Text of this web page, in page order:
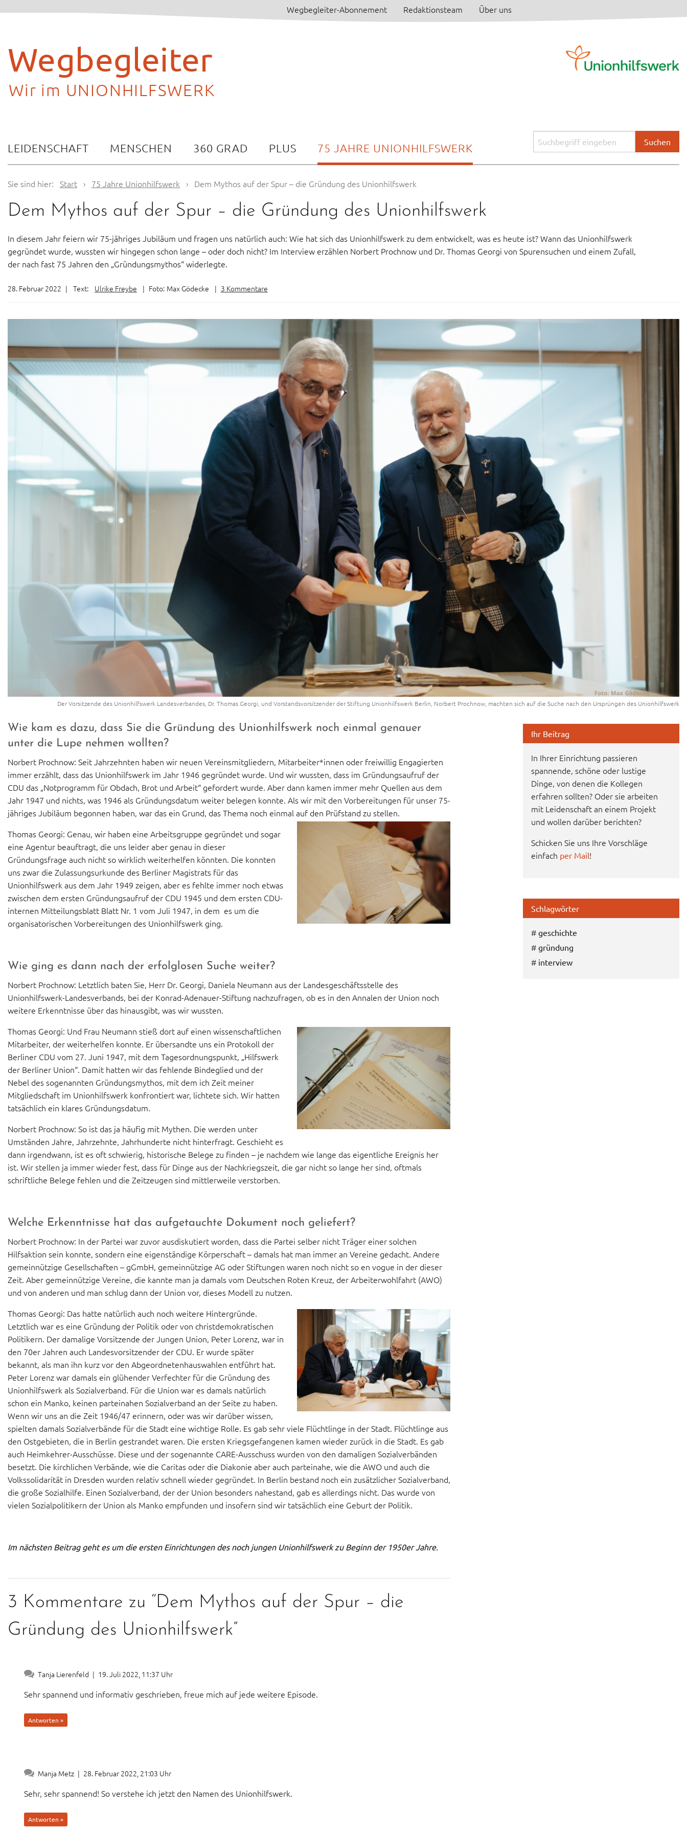
Wegbegleiter-Abonnement Redaktionsteam Über uns
Wegbegleiter
Wir im UNIONHILFSWERK
LEIDENSCHAFT MENSCHEN 360 GRAD PLUS 75 JAHRE UNIONHILFSWERK
Sie sind hier: Start › 75 Jahre Unionhilfswerk › Dem Mythos auf der Spur – die Gründung des Unionhilfswerk
Dem Mythos auf der Spur – die Gründung des Unionhilfswerk
In diesem Jahr feiern wir 75-jähriges Jubiläum und fragen uns natürlich auch: Wie hat sich das Unionhilfswerk zu dem entwickelt, was es heute ist? Wann das Unionhilfswerk
gegründet wurde, wussten wir hingegen schon lange – oder doch nicht? Im Interview erzählen Norbert Prochnow und Dr. Thomas Georgi von Spurensuchen und einem Zufall,
der nach fast 75 Jahren den „Gründungsmythos“ widerlegte.
28. Februar 2022 | Text: Ulrike Freybe | Foto: Max Gödecke | 3 Kommentare
Der Vorsitzende des Unionhilfswerk Landesverbandes, Dr. Thomas Georgi, und Vorstandsvorsitzender der Stiftung Unionhilfswerk Berlin, Norbert Prochnow, machten sich auf die Suche nach den Ursprüngen des Unionhilfswerk
Wie kam es dazu, dass Sie die Gründung des Unionhilfswerk noch einmal genauer
unter die Lupe nehmen wollten?
Norbert Prochnow: Seit Jahrzehnten haben wir neuen Vereinsmitgliedern, Mitarbeiter*innen oder freiwillig Engagierten
immer erzählt, dass das Unionhilfswerk im Jahr 1946 gegründet wurde. Und wir wussten, dass im Gründungsaufruf der
CDU das „Notprogramm für Obdach, Brot und Arbeit“ gefordert wurde. Aber dann kamen immer mehr Quellen aus dem
Jahr 1947 und nichts, was 1946 als Gründungsdatum weiter belegen konnte. Als wir mit den Vorbereitungen für unser 75-
jähriges Jubiläum begonnen haben, war das ein Grund, das Thema noch einmal auf den Prüfstand zu stellen.
Thomas Georgi: Genau, wir haben eine Arbeitsgruppe gegründet und sogar
eine Agentur beauftragt, die uns leider aber genau in dieser
Gründungsfrage auch nicht so wirklich weiterhelfen könnten. Die konnten
uns zwar die Zulassungsurkunde des Berliner Magistrats für das
Unionhilfswerk aus dem Jahr 1949 zeigen, aber es fehlte immer noch etwas
zwischen dem ersten Gründungsaufruf der CDU 1945 und dem ersten CDU-
internen Mitteilungsblatt Blatt Nr. 1 vom Juli 1947, in dem es um die
organisatorischen Vorbereitungen des Unionhilfswerk ging.
Wie ging es dann nach der erfolglosen Suche weiter?
Norbert Prochnow: Letztlich baten Sie, Herr Dr. Georgi, Daniela Neumann aus der Landesgeschäftsstelle des
Unionhilfswerk-Landesverbands, bei der Konrad-Adenauer-Stiftung nachzufragen, ob es in den Annalen der Union noch
weitere Erkenntnisse über das hinausgibt, was wir wussten.
Thomas Georgi: Und Frau Neumann stieß dort auf einen wissenschaftlichen
Mitarbeiter, der weiterhelfen konnte. Er übersandte uns ein Protokoll der
Berliner CDU vom 27. Juni 1947, mit dem Tagesordnungspunkt, „Hilfswerk
der Berliner Union“. Damit hatten wir das fehlende Bindeglied und der
Nebel des sogenannten Gründungsmythos, mit dem ich Zeit meiner
Mitgliedschaft im Unionhilfswerk konfrontiert war, lichtete sich. Wir hatten
tatsächlich ein klares Gründungsdatum.
Norbert Prochnow: So ist das ja häufig mit Mythen. Die werden unter
Umständen Jahre, Jahrzehnte, Jahrhunderte nicht hinterfragt. Geschieht es
dann irgendwann, ist es oft schwierig, historische Belege zu finden – je nachdem wie lange das eigentliche Ereignis her
ist. Wir stellen ja immer wieder fest, dass für Dinge aus der Nachkriegszeit, die gar nicht so lange her sind, oftmals
schriftliche Belege fehlen und die Zeitzeugen sind mittlerweile verstorben.
Welche Erkenntnisse hat das aufgetauchte Dokument noch geliefert?
Norbert Prochnow: In der Partei war zuvor ausdiskutiert worden, dass die Partei selber nicht Träger einer solchen
Hilfsaktion sein konnte, sondern eine eigenständige Körperschaft – damals hat man immer an Vereine gedacht. Andere
gemeinnützige Gesellschaften – gGmbH, gemeinnützige AG oder Stiftungen waren noch nicht so en vogue in der dieser
Zeit. Aber gemeinnützige Vereine, die kannte man ja damals vom Deutschen Roten Kreuz, der Arbeiterwohlfahrt (AWO)
und von anderen und man schlug dann der Union vor, dieses Modell zu nutzen.
Thomas Georgi: Das hatte natürlich auch noch weitere Hintergründe.
Letztlich war es eine Gründung der Politik oder von christdemokratischen
Politikern. Der damalige Vorsitzende der Jungen Union, Peter Lorenz, war in
den 70er Jahren auch Landesvorsitzender der CDU. Er wurde später
bekannt, als man ihn kurz vor den Abgeordnetenhauswahlen entführt hat.
Peter Lorenz war damals ein glühender Verfechter für die Gründung des
Unionhilfswerk als Sozialverband. Für die Union war es damals natürlich
schon ein Manko, keinen parteinahen Sozialverband an der Seite zu haben.
Wenn wir uns an die Zeit 1946/47 erinnern, oder was wir darüber wissen,
spielten damals Sozialverbände für die Stadt eine wichtige Rolle. Es gab sehr viele Flüchtlinge in der Stadt. Flüchtlinge aus
den Ostgebieten, die in Berlin gestrandet waren. Die ersten Kriegsgefangenen kamen wieder zurück in die Stadt. Es gab
auch Heimkehrer-Ausschüsse. Diese und der sogenannte CARE-Ausschuss wurden von den damaligen Sozialverbänden
besetzt. Die kirchlichen Verbände, wie die Caritas oder die Diakonie aber auch parteinahe, wie die AWO und auch die
Volkssolidarität in Dresden wurden relativ schnell wieder gegründet. In Berlin bestand noch ein zusätzlicher Sozialverband,
die große Sozialhilfe. Einen Sozialverband, der der Union besonders nahestand, gab es allerdings nicht. Das wurde von
vielen Sozialpolitikern der Union als Manko empfunden und insofern sind wir tatsächlich eine Geburt der Politik.
Im nächsten Beitrag geht es um die ersten Einrichtungen des noch jungen Unionhilfswerk zu Beginn der 1950er Jahre.
3 Kommentare zu “Dem Mythos auf der Spur – die
Gründung des Unionhilfswerk”
Tanja Lierenfeld | 19. Juli 2022, 11:37 Uhr
Sehr spannend und informativ geschrieben, freue mich auf jede weitere Episode.
Antworten »
Manja Metz | 28. Februar 2022, 21:03 Uhr
Sehr, sehr spannend! So verstehe ich jetzt den Namen des Unionhilfswerk.
Antworten »
Ihr Beitrag
In Ihrer Einrichtung passieren
spannende, schöne oder lustige
Dinge, von denen die Kollegen
erfahren sollten? Oder sie arbeiten
mit Leidenschaft an einem Projekt
und wollen darüber berichten?
Schicken Sie uns Ihre Vorschläge
einfach per Mail!
Schlagwörter
# geschichte
# gründung
# interview